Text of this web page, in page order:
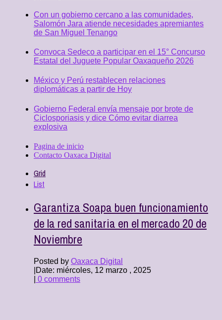
Con un gobierno cercano a las comunidades,
Salomón Jara atiende necesidades apremiantes
de San Miguel Tenango
Convoca Sedeco a participar en el 15° Concurso
Estatal del Juguete Popular Oaxaqueño 2026
México y Perú restablecen relaciones
diplomáticas a partir de Hoy
Gobierno Federal envía mensaje por brote de
Ciclosporiasis y dice Cómo evitar diarrea
explosiva
Pagina de inicio
Contacto Oaxaca Digital
Grid
List
Garantiza Soapa buen funcionamiento
de la red sanitaria en el mercado 20 de
Noviembre
Posted by Oaxaca Digital
Date: miércoles, 12 marzo , 2025
0 comments